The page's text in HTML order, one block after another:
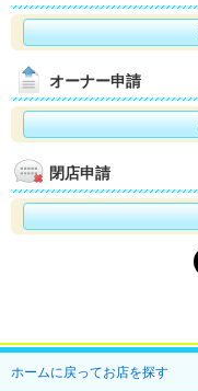
オーナー申請
閉店申請
ホームに戻ってお店を探す